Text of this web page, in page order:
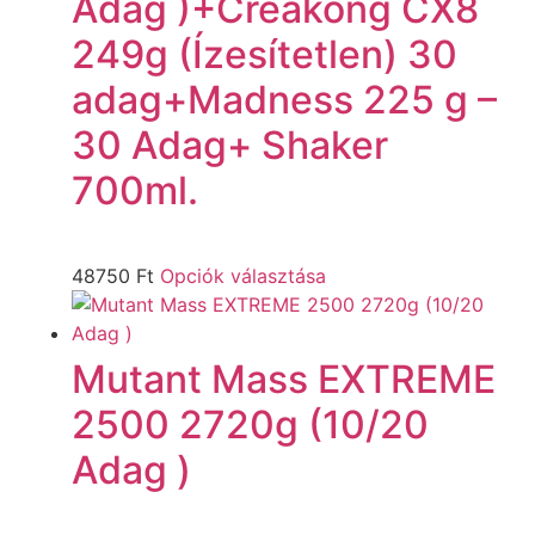
249g (Ízesítetlen) 30
adag+Madness 225 g –
30 Adag+ Shaker
700ml.
48750 Ft Opciók választása
Mutant Mass EXTREME
2500 2720g (10/20
Adag )